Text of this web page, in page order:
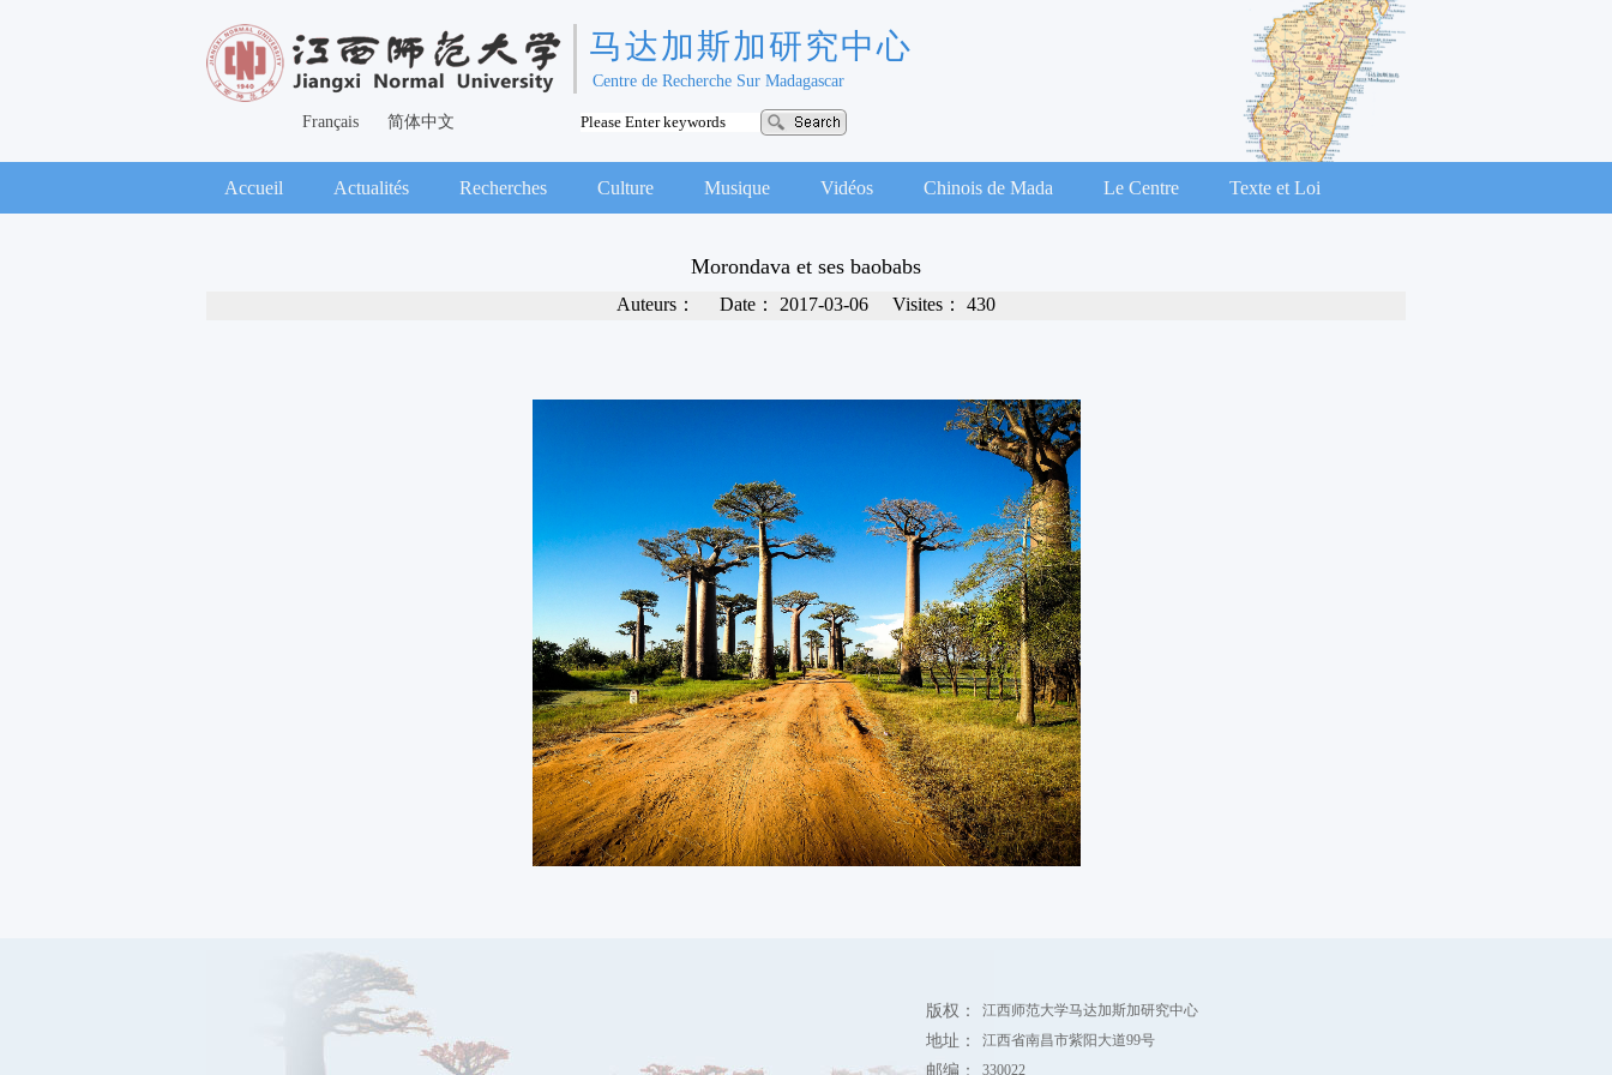
马达加斯加研究中心
Centre de Recherche Sur Madagascar
Français 简体中文
Accueil Actualités Recherches Culture Musique Vidéos Chinois de Mada Le Centre Texte et Loi
Morondava et ses baobabs
Auteurs： Date： 2017-03-06 Visites： 430
版权： 江西师范大学马达加斯加研究中心
地址： 江西省南昌市紫阳大道99号
邮编： 330022